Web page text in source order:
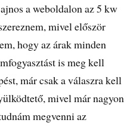
a weboldalon az 5 kw
mivel először
hogy az árak minden
is meg kell
már csak a válaszra kell
mivel már nagyon
megvenni az